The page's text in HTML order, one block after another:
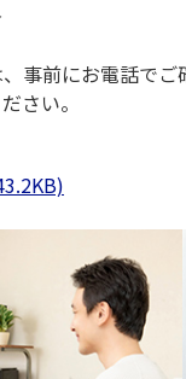
事前にお電話で
さい。